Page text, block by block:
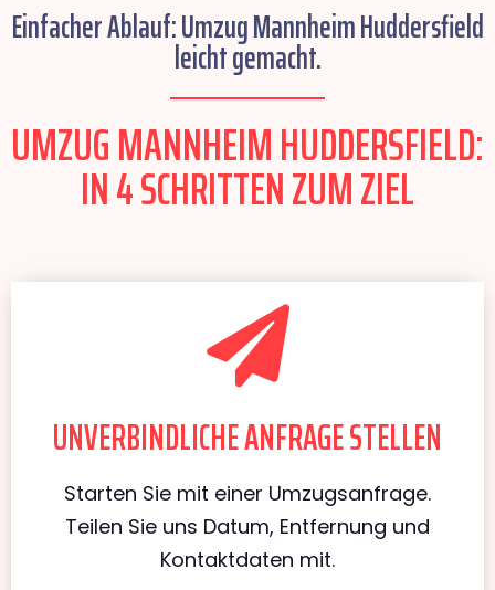
Einfacher Ablauf: Umzug Mannheim Huddersfield
leicht gemacht.
UMZUG MANNHEIM HUDDERSFIELD:
IN 4 SCHRITTEN ZUM ZIEL
UNVERBINDLICHE ANFRAGE STELLEN
Starten Sie mit einer Umzugsanfrage.
Teilen Sie uns Datum, Entfernung und
Kontaktdaten mit.